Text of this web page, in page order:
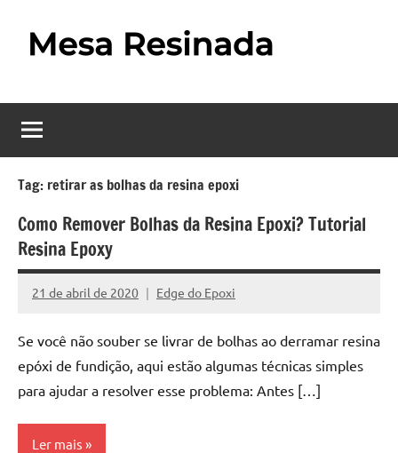
Resinada
–
Como
Fazer
uma
Mesa
Resinada
Passo
a
passo
o
fascinante
mesas
onde
a
elegância
se
encontra
a
criatividade
Tag: retirar as bolhas da resina epoxi
Como Remover Bolhas da Resina Epoxi? Tutorial
Resina Epoxy
21 de abril de 2020 Edge do Epoxi
Nenhum
Se você não souber se livrar de bolhas ao derramar resina
epóxi de fundição, aqui estão algumas técnicas simples
para ajudar a resolver esse problema: Antes […]
Ler mais